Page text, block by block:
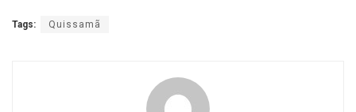
Tags: Quissamã